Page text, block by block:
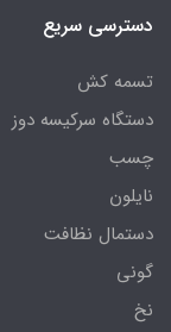
دسترسی سریع
تسمه کش
دستگاه سرکیسه دوز
چسب
نایلون
دستمال نظافت
گونی
نخ